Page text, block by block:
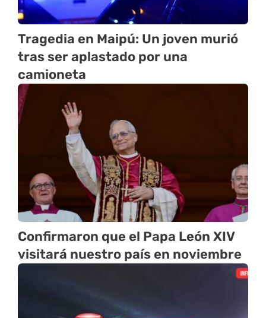
Tragedia en Maipú: Un joven murió
tras ser aplastado por una
camioneta
Confirmaron que el Papa León XIV
visitará nuestro país en noviembre